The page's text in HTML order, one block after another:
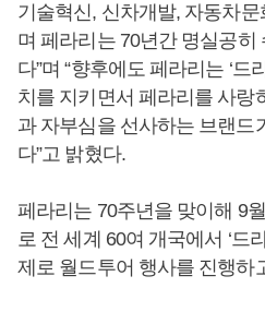
기술혁신, 신차개발, 자동차
며 페라리는 70년간 명실공히
다”며 “향후에도 페라리는 ‘드
치를 지키면서 페라리를 사랑
과 자부심을 선사하는 브랜드
다”고 밝혔다.
페라리는 70주년을 맞이해 9
로 전 세계 60여 개국에서 ‘드
제로 월드투어 행사를 진행하